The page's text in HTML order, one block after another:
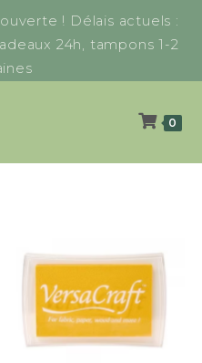
! Délais actuels :
24h, tampons 1-2
0